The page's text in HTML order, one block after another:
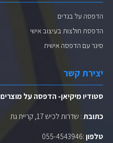
הדפסה על בגדים
הדפסת חולצות בעיצוב אישי
סינר עם הדפסה אישית
יצירת קשר
סטודיו מיקיאן- הדפסה על מוצרים
כתובת: שדרות לכיש 17, קריית גת
טלפון:
055-4543946